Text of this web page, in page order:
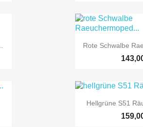

Rote Schwalbe

Hellgrüne S51